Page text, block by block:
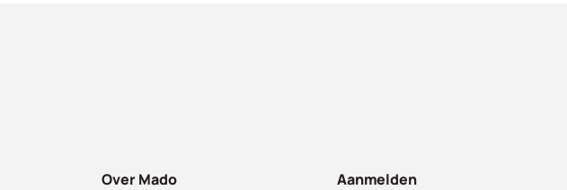
Over Mado Aanmelden